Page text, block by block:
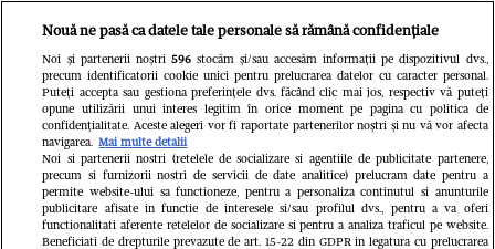
Nouă ne pasă ca datele tale personale să rămână confidențiale
Noi și partenerii noștri 596stocăm și/sau accesăm informații pe dispozitivul dvs.,
precum identificatorii cookie unici pentru prelucrarea datelor cu caracter personal.
Puteți accepta sau gestiona preferințele dvs. făcând clic mai jos, respectiv vă puteți
opune utilizării unui interes legitim în orice moment pe pagina cu politica de
confidențialitate. Aceste alegeri vor fi raportate partenerilor noștri și nu vă vor afecta
navigarea. Mai multe detalii
Noi si partenerii nostri (retelele de socializare si agentiile de publicitate partenere,
precum si furnizorii nostri de servicii de date analitice) prelucram date pentru a
permite website-ului sa functioneze, pentru a personaliza continutul si anunturile
publicitare afisate in functie de interesele si/sau profilul dvs., pentru a va oferi
functionalitati aferente retelelor de socializare si pentru a analiza traficul pe website.
Beneficiati de drepturile prevazute de art. 15-22 din GDPR in legatura cu prelucrarea